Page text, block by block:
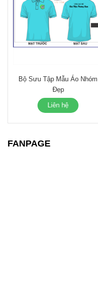
Bộ Sưu Tập Mẫu Áo Nhóm
Đẹp
Liên hệ
FANPAGE